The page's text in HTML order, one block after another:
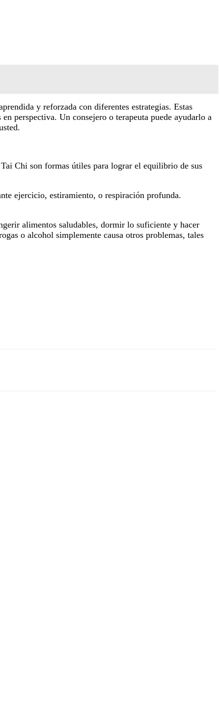
y reforzada con diferentes estrategias. Estas
perspectiva. Un consejero o terapeuta puede ayudarlo a
Chi son formas útiles para lograr el equilibrio de sus
ejercicio, estiramiento, o respiración profunda.
alimentos saludables, dormir lo suficiente y hacer
o alcohol simplemente causa otros problemas, tales